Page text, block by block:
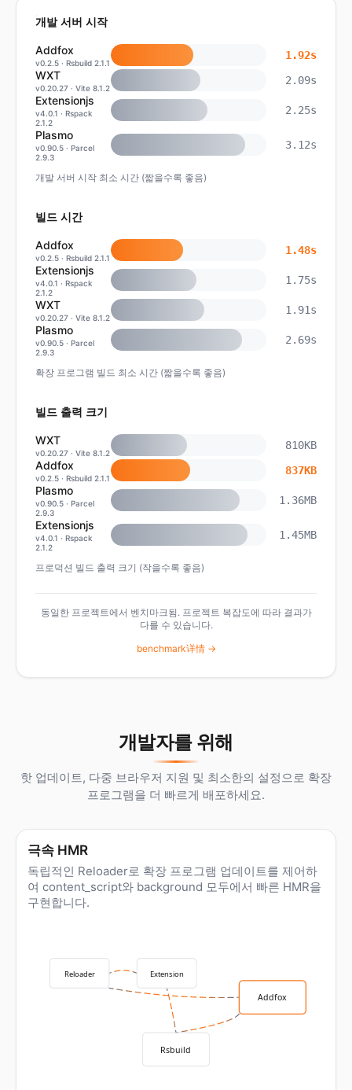
개발 서버 시작
Addfox
v0.2.5 · Rsbuild 2.1.1
1.92s
WXT
v0.20.27 · Vite 8.1.2
2.09s
Extensionjs
v4.0.1 · Rspack
2.1.2
2.25s
Plasmo
v0.90.5 · Parcel
2.9.3
3.12s
개발 서버 시작 최소 시간 (짧을수록 좋음)
빌드 시간
Addfox
v0.2.5 · Rsbuild 2.1.1
1.48s
Extensionjs
v4.0.1 · Rspack
2.1.2
1.75s
WXT
v0.20.27 · Vite 8.1.2
1.91s
Plasmo
v0.90.5 · Parcel
2.9.3
2.69s
확장 프로그램 빌드 최소 시간 (짧을수록 좋음)
빌드 출력 크기
WXT
v0.20.27 · Vite 8.1.2
810KB
Addfox
v0.2.5 · Rsbuild 2.1.1
837KB
Plasmo
v0.90.5 · Parcel
2.9.3
1.36MB
Extensionjs
v4.0.1 · Rspack
2.1.2
1.45MB
프로덕션 빌드 출력 크기 (작을수록 좋음)
동일한 프로젝트에서 벤치마크됨. 프로젝트 복잡도에 따라 결과가
다를 수 있습니다.
benchmark详情 →
개발자를 위해
핫 업데이트, 다중 브라우저 지원 및 최소한의 설정으로 확장
프로그램을 더 빠르게 배포하세요.
극속 HMR
독립적인 Reloader로 확장 프로그램 업데이트를 제어하
여 content_script와 background 모두에서 빠른 HMR을
구현합니다.
Reloader Extension
Addfox
Rsbuild